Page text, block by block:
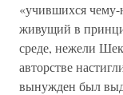
«учившихся
живущий в
среде, нежели
авторстве
вынужден был